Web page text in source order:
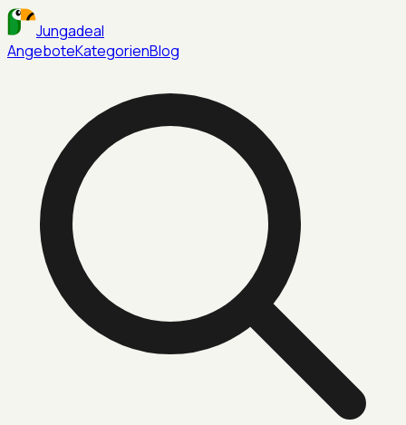
Jungadeal
AngeboteKategorienBlog